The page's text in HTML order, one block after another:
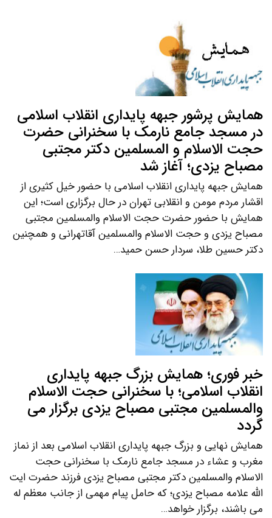
همایش پرشور جبهه پایداری انقلاب اسلامی
در مسجد جامع نارمک با سخنرانی حضرت
حجت الاسلام و المسلمین دکتر مجتبی
مصباح یزدی؛ آغاز شد
همایش جبهه پایداری انقلاب اسلامی با حضور خیل کثیری از
اقشار مردم مومن و انقلابی تهران در حال برگزاری است؛ این
همایش با حضور حضرت حجت الاسلام والمسلمین مجتبی
مصباح یزدی و حجت الاسلام والمسلمین آقاتهرانی و همچنین
دکتر حسین طلا، سردار حسن حمید…
خبر فوری؛ همایش بزرگ جبهه پایداری
انقلاب اسلامی؛ با سخنرانی حجت الاسلام
والمسلمین مجتبی مصباح یزدی برگزار می
گردد
همایش نهایی و بزرگ جبهه پایداری انقلاب اسلامی بعد از نماز
مغرب و عشاء در مسجد جامع نارمک با سخنرانی حجت
الاسلام والمسلمین دکتر مجتبی مصباح یزدی فرزند حضرت ایت
الله علامه مصباح یزدی؛ که حامل پیام مهمی از جانب معظم له
می باشند، برگزار خواهد…